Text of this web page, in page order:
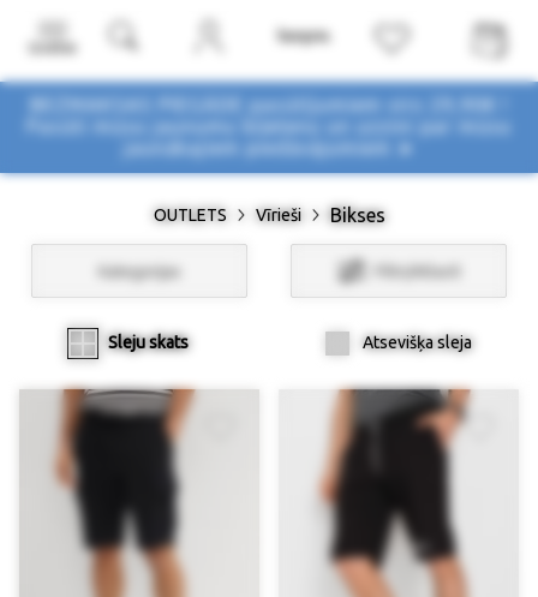
BEZMAKSAS PIEGĀDE pasūtījumiem virs 29,90€ !
Pasūti mūsu jaunumu biļetenu un uzzini par mūsu
OUTLETS Vīrieši Bikses
Kategorijas Filtri/Atlasīt
Sleju skats Atsevišķa sleja